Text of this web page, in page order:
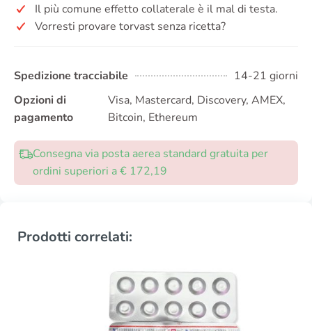
Il più comune effetto collaterale è il mal di testa.
Vorresti provare torvast senza ricetta?
Spedizione tracciabile
14-21 giorni
Opzioni di
pagamento
Visa, Mastercard, Discovery, AMEX,
Bitcoin, Ethereum
Consegna via posta aerea standard gratuita per
ordini superiori a € 172,19
Prodotti correlati: